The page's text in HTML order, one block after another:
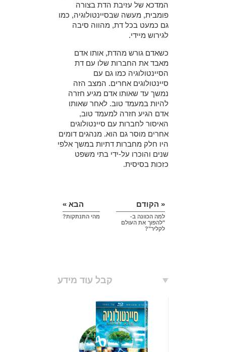
המדכא של עזיבת הדת בצורה
פומבית, מעשה שבסיינטולוגיה, כמו
גם כמעט בכל דת, מהווה סיבה
לגירוש מיידי.
כשאדם גורש מהדת, אותו אדם
מאבד את החברות שלו עם דת
הסיינטולוגיה כמו גם עם
סיינטולוגים אחרים. המצב הזה
נמשך עד שאותו אדם מגיע חזרה
להיות במעמד טוב. לאחר שאותו
אדם הגיע חזרה למעמד טוב,
האיסור לחברות עם סיינטולוגים
אחרים מוסר גם הוא. מנהגים דומים
היו חלק מחברות דתיות במשך אלפי
שנים והוכרו על-ידי בתי משפט
כזכות בסיסית.
« הקודם
למה הכוונה ב-
"להפוך את העולם
לקליר"?
הבא »
מהי התנתקות?
קבל עוד מידע